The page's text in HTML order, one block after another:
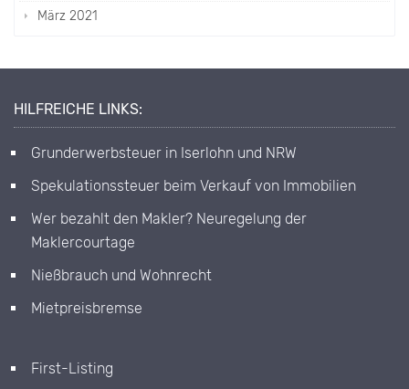
März 2021
HILFREICHE LINKS:
Grunderwerbsteuer in Iserlohn und NRW
Spekulationssteuer beim Verkauf von Immobilien
Wer bezahlt den Makler? Neuregelung der
Maklercourtage
Nießbrauch und Wohnrecht
Mietpreisbremse
First-Listing